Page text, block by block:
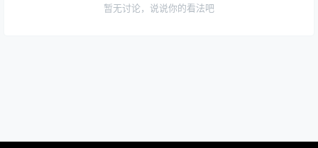
暂无讨论，说说你的看法吧